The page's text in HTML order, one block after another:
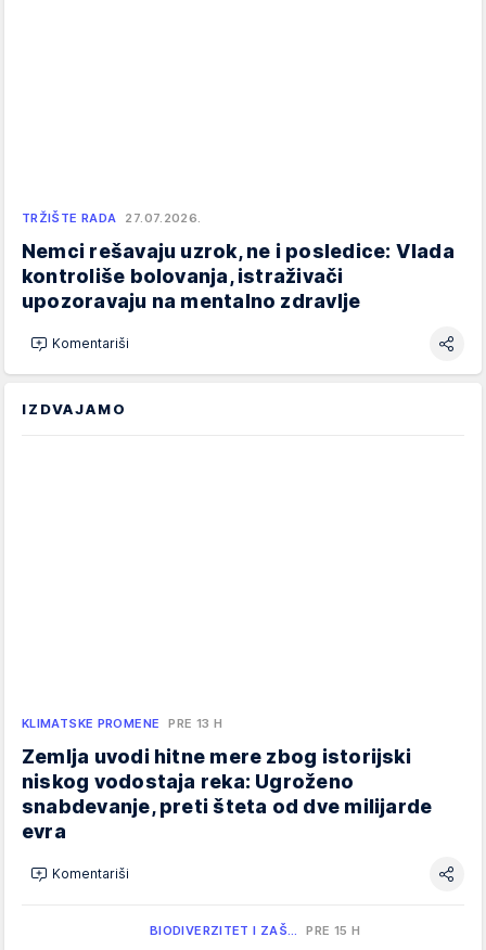
TRŽIŠTE RADA 27.07.2026.
Nemci rešavaju uzrok, ne i posledice: Vlada
kontroliše bolovanja, istraživači
upozoravaju na mentalno zdravlje
Komentariši
IZDVAJAMO
KLIMATSKE PROMENE PRE 13 H
Zemlja uvodi hitne mere zbog istorijski
niskog vodostaja reka: Ugroženo
snabdevanje, preti šteta od dve milijarde
evra
Komentariši
BIODIVERZITET I ZAŠ… PRE 15 H